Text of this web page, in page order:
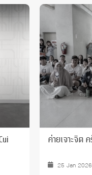
25 Jan 2026